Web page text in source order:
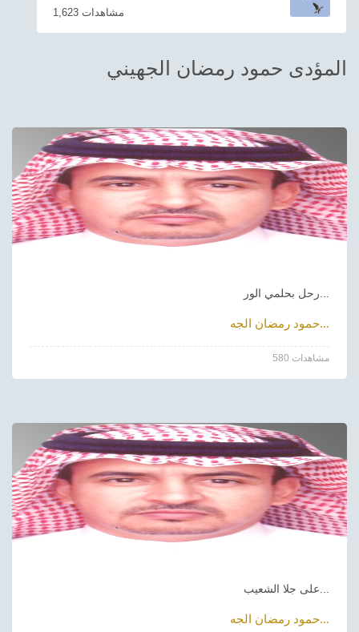
Foreign
Sudani tones
1,623 مشاهدات
المؤدى حمود رمضان الجهيني
حمود رمضان الجه...
580 مشاهدات
حمود رمضان الجه...